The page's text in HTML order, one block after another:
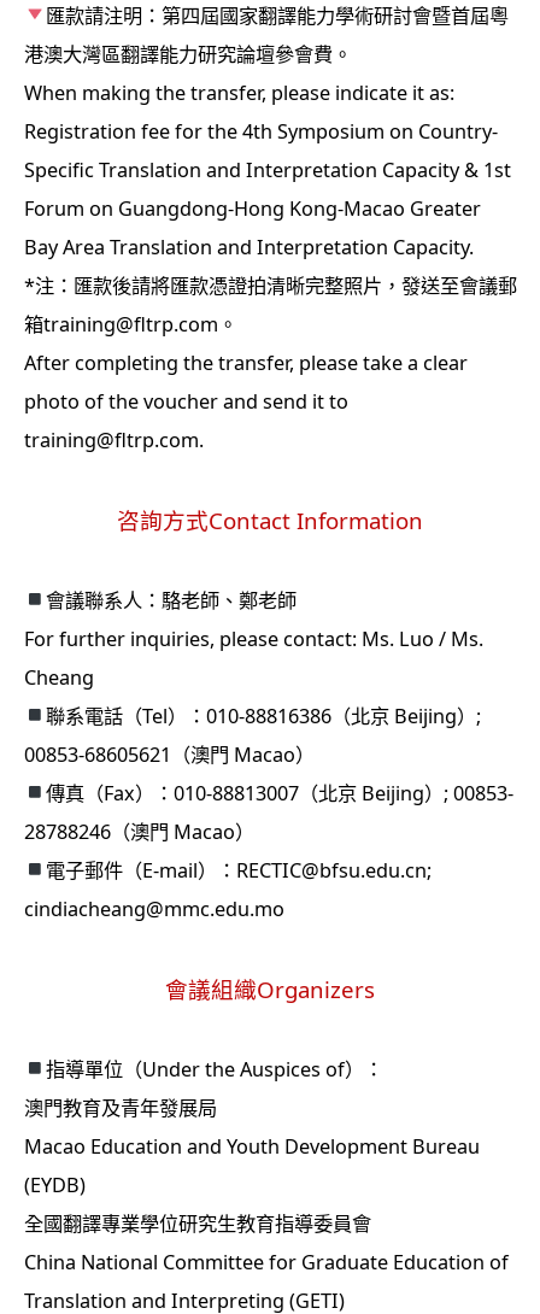
匯款請注明：第四屆國家翻譯能力學術研討會暨首屆粵
港澳大灣區翻譯能力研究論壇參會費。
When making the transfer, please indicate it as:
Registration fee for the 4th Symposium on Country-
Specific Translation and Interpretation Capacity & 1st
Forum on Guangdong-Hong Kong-Macao Greater
Bay Area Translation and Interpretation Capacity.
*注：匯款後請將匯款憑證拍清晰完整照片，發送至會議郵
箱training@fltrp.com。
After completing the transfer, please take a clear
photo of the voucher and send it to
training@fltrp.com.
咨詢方式Contact Information
會議聯系人：駱老師、鄭老師
For further inquiries, please contact: Ms. Luo / Ms.
Cheang
聯系電話（Tel）：010-88816386（北京 Beijing）;
00853-68605621（澳門 Macao）
傳真（Fax）：010-88813007（北京 Beijing）; 00853-
28788246（澳門 Macao）
電子郵件（E-mail）：RECTIC@bfsu.edu.cn;
cindiacheang@mmc.edu.mo
會議組織Organizers
指導單位（Under the Auspices of）：
澳門教育及青年發展局
Macao Education and Youth Development Bureau
(EYDB)
全國翻譯專業學位研究生教育指導委員會
China National Committee for Graduate Education of
Translation and Interpreting (GETI)